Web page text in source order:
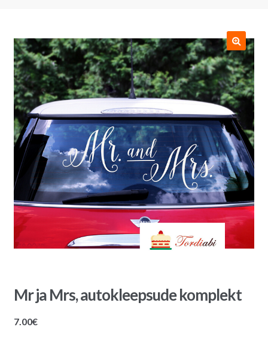
Mr ja Mrs, autokleepsude komplekt
7.00€